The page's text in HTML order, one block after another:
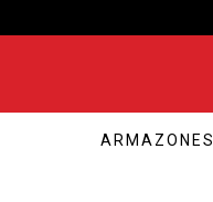
ARMAZONES